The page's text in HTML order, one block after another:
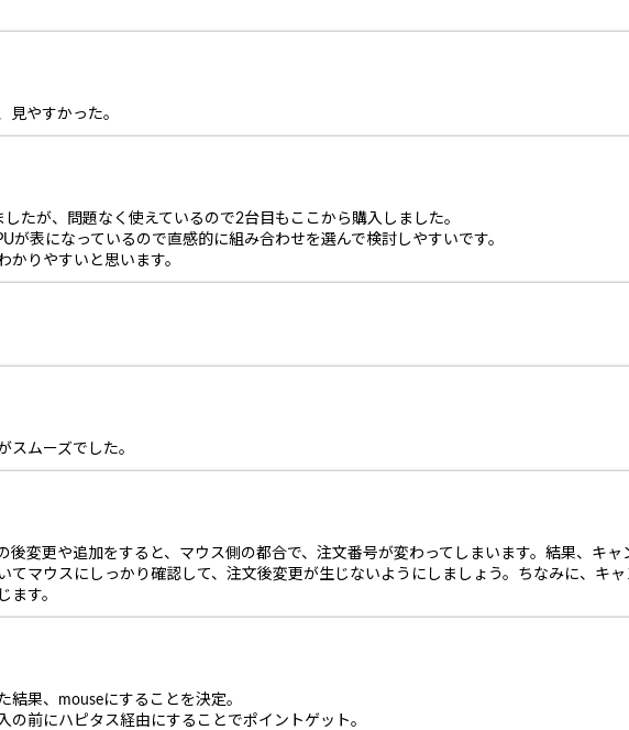
見やすかった。
たが、問題なく使えているので2台目もここから購入しました。
が表になっているので直感的に組み合わせを選んで検討しやすいです。
かりやすいと思います。
スムーズでした。
後変更や追加をすると、マウス側の都合で、注文番号が変わってしまいます。結果、キ
てマウスにしっかり確認して、注文後変更が生じないようにしましょう。ちなみに、キ
ます。
結果、mouseにすることを決定。
の前にハピタス経由にすることでポイントゲット。